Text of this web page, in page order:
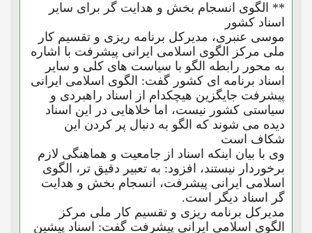
** الگوی انسجام بخش و هدایت گر برای سایر
اسناد کشور
موسی عنبری، مدیرکل برنامه ریزی و تقسیم کار
ملی مرکز الگوی اسلامی ایرانی پیشرفت با اشاره
به محور رابطه الگو با سیاست های کلی و سایر
اسناد برنامه ای کشور گفت: الگوی اسلامی ایرانی
پیشرفت جایگزین هیچکدام از اسناد راهبردی و
سیاستی کشور نیست، اما خلاهایی در این اسناد
دیده می شوند که الگو به دنبال پر کردن این
شکاف است
وی با بیان اینکه اسناد از جامعیت و هماهنگی لازم
برخوردار نیستند، افزود: به تعبیر دقیق تر، الگوی
اسلامی ایرانی پیشرفت، انسجام بخش و هدایت
گر اسناد دیگر است.
مدیرکل برنامه ریزی و تقسیم کار ملی مرکز
الگوی اسلامی ایرانی پیشرفت گفت: اسناد پیشین